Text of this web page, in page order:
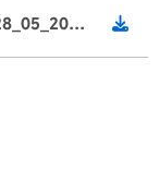
Download File: Circolare_n_209_del_28_05_2026_Giornate_dello_sport.pdf